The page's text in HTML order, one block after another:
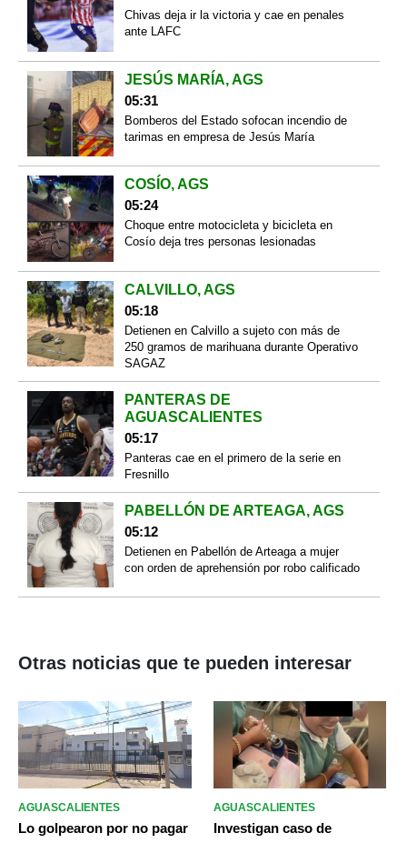
Chivas deja ir la victoria y cae en penales
ante LAFC
JESÚS MARÍA, AGS
05:31
Bomberos del Estado sofocan incendio de
tarimas en empresa de Jesús María
COSÍO, AGS
05:24
Choque entre motocicleta y bicicleta en
Cosío deja tres personas lesionadas
CALVILLO, AGS
05:18
Detienen en Calvillo a sujeto con más de
250 gramos de marihuana durante Operativo
SAGAZ
PANTERAS DE
AGUASCALIENTES
05:17
Panteras cae en el primero de la serie en
Fresnillo
PABELLÓN DE ARTEAGA, AGS
05:12
Detienen en Pabellón de Arteaga a mujer
con orden de aprehensión por robo calificado
Otras noticias que te pueden interesar
AGUASCALIENTES
Lo golpearon por no pagar
AGUASCALIENTES
Investigan caso de